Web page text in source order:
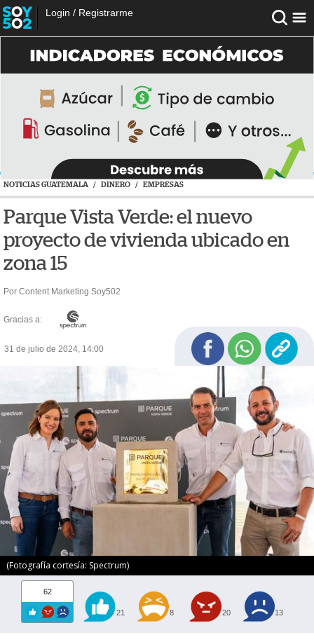
Login / Registrarme
NOTICIAS GUATEMALA / DINERO / EMPRESAS
Parque Vista Verde: el nuevo
proyecto de vivienda ubicado en
zona 15
Por Content Marketing Soy502
Gracias a:
31 de julio de 2024, 14:00
(Fotografía cortesía: Spectrum)
62
21 8 20 13